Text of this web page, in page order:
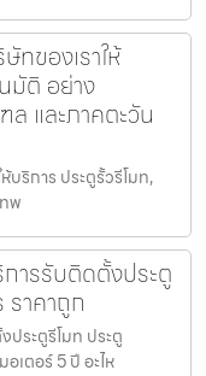
ทของเราให้
มัติ อย่าง
และภาคตะวัน
บริการ ประตูรั้วรีโมท,
พ
ารรับติดตั้งประตู
าคาถูก
ระตูรีโมท ประตู
เตอร์ 5 ปี อะไห